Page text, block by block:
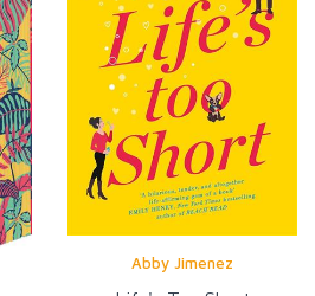
Abby Jimenez